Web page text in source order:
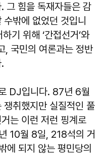
그 힘을 독재자들은 감
밖에 없었던 것입니
기 위해 ‘간접선거’와
, 국민의 여론과는 정반
DJ입니다. 87년 6월
취했지만 실질적인 풀
는 이런 저런 핑계로
10월 8일, 218석의 거
에 되지 않는 평민당의